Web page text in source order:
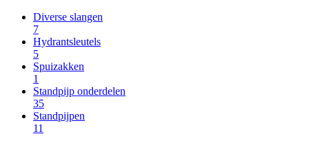
Diverse slangen
7
Hydrantsleutels
5
Spuizakken
1
Standpijp onderdelen
35
Standpijpen
11